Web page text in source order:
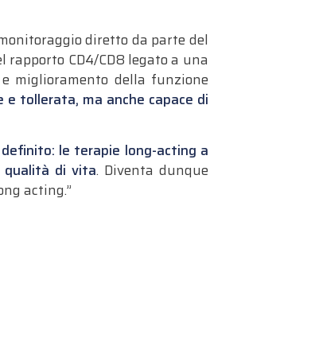
diretto da parte del
rapporto CD4/CD8 legato a una
e miglioramento della funzione
tollerata, ma anche capace di
definito: le terapie long-acting a
qualità di vita. Diventa dunque
acting.”